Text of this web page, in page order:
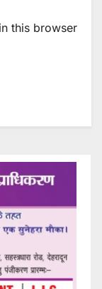
this browser